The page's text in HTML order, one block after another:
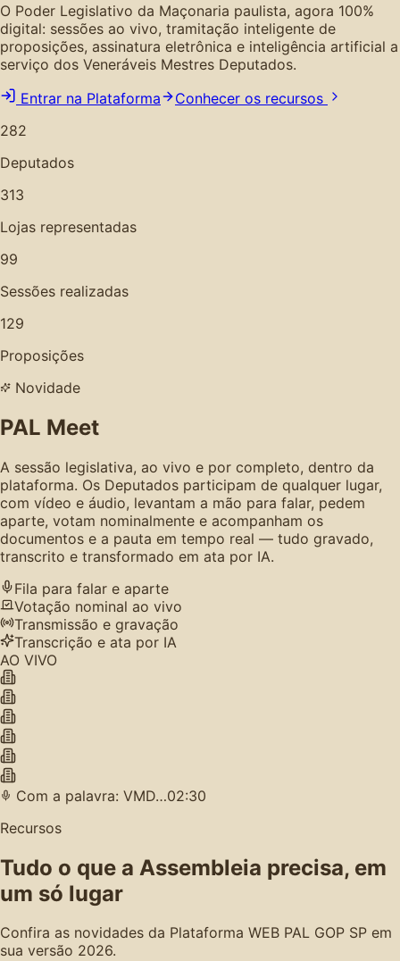
O Poder Legislativo da Maçonaria paulista, agora 100%
digital: sessões ao vivo, tramitação inteligente de
proposições, assinatura eletrônica e inteligência artificial a
serviço dos Veneráveis Mestres Deputados.
Entrar na Plataforma
Conhecer os recursos
282
Deputados
313
Lojas representadas
99
Sessões realizadas
129
Proposições
Novidade
PAL Meet
A sessão legislativa, ao vivo e por completo, dentro da
plataforma. Os Deputados participam de qualquer lugar,
com vídeo e áudio, levantam a mão para falar, pedem
aparte, votam nominalmente e acompanham os
documentos e a pauta em tempo real — tudo gravado,
transcrito e transformado em ata por IA.
Fila para falar e aparte
Votação nominal ao vivo
Transmissão e gravação
Transcrição e ata por IA
AO VIVO
Com a palavra: VMD…02:30
Recursos
Tudo o que a Assembleia precisa, em
um só lugar
Confira as novidades da Plataforma WEB PAL GOP SP em
sua versão 2026.